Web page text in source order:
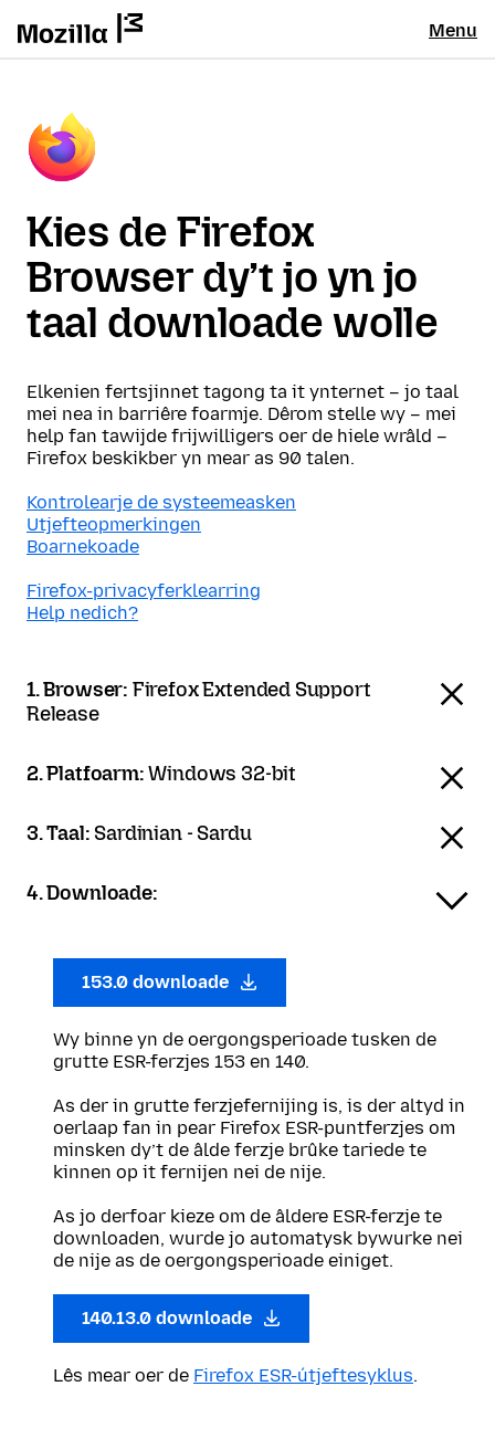
Menu
Kies de Firefox
Browser dy’t jo yn jo
taal downloade wolle
Elkenien fertsjinnet tagong ta it ynternet – jo taal
mei nea in barriêre foarmje. Dêrom stelle wy – mei
help fan tawijde frijwilligers oer de hiele wrâld –
Firefox beskikber yn mear as 90 talen.
Kontrolearje de systeemeasken
Utjefteopmerkingen
Boarnekoade
Firefox-privacyferklearring
Help nedich?
1. Browser: Firefox Extended Support
Release
2. Platfoarm:Windows 32-bit
3. Taal: Sardinian - Sardu
4. Downloade:
153.0 downloade
Wy binne yn de oergongsperioade tusken de
grutte ESR-ferzjes 153 en 140.
As der in grutte ferzjefernijing is, is der altyd in
oerlaap fan in pear Firefox ESR-puntferzjes om
minsken dy’t de âlde ferzje brûke tariede te
kinnen op it fernijen nei de nije.
As jo derfoar kieze om de âldere ESR-ferzje te
downloaden, wurde jo automatysk bywurke nei
de nije as de oergongsperioade einiget.
140.13.0 downloade
Lês mear oer de Firefox ESR-útjeftesyklus.